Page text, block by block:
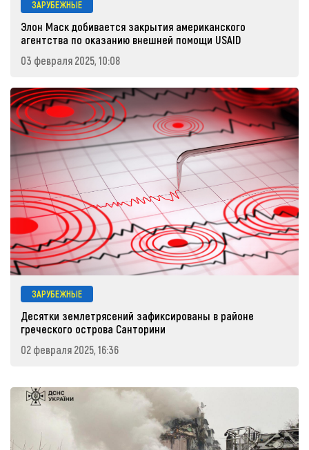
ЗАРУБЕЖНЫЕ
Элон Маск добивается закрытия американского
агентства по оказанию внешней помощи USAID
03 февраля 2025, 10:08
ЗАРУБЕЖНЫЕ
Десятки землетрясений зафиксированы в районе
греческого острова Санторини
02 февраля 2025, 16:36